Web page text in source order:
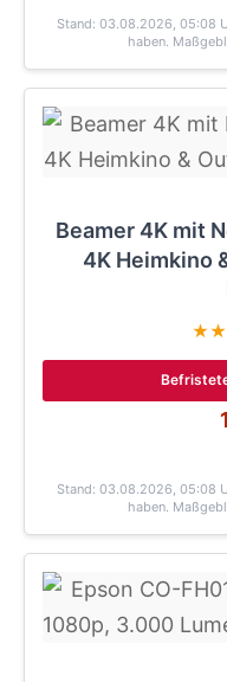
Stand: 03.08.2026, 05:08
haben.
Beamer 4K mit
4K Heimkino
Stand: 03.08.2026, 05:08
haben.